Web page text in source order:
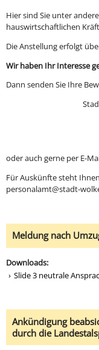
Hier sind Sie unter
hauswirtschaftlichen
Die Anstellung erfolgt
Wir haben Ihr Interesse
Dann senden Sie Ihre
oder auch gerne per E-
Für Auskünfte steht
personalamt@stadt-
Meldung nach
Downloads:
Slide 3 neutrale
Ankündigung
durch die